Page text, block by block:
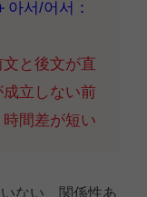
서/어서：
と後文が直
立しない前
間差が短い
ない、関係性あ